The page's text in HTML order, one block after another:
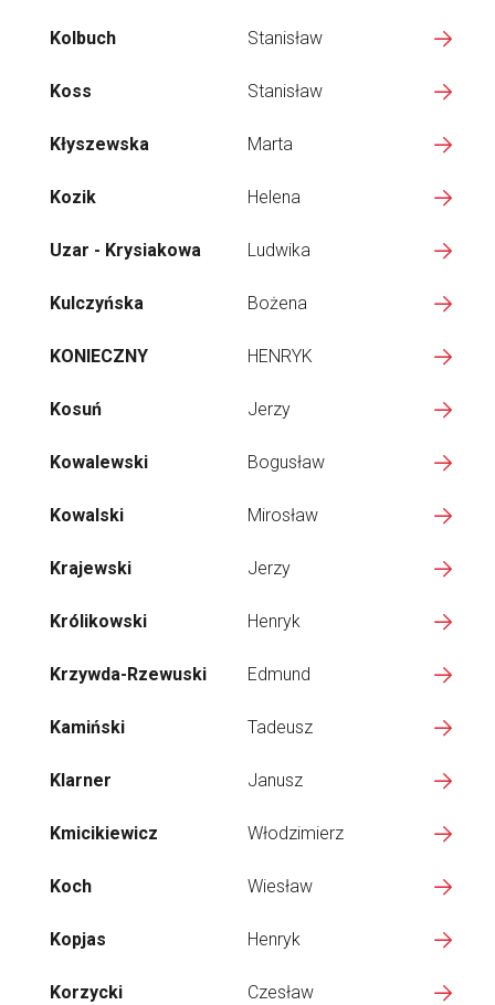
Kolbuch Stanisław
Koss Stanisław
Kłyszewska Marta
Kozik Helena
Uzar - Krysiakowa Ludwika
Kulczyńska Bożena
KONIECZNY HENRYK
Kosuń Jerzy
Kowalewski Bogusław
Kowalski Mirosław
Krajewski Jerzy
Królikowski Henryk
Krzywda-Rzewuski Edmund
Kamiński Tadeusz
Klarner Janusz
Kmicikiewicz Włodzimierz
Koch Wiesław
Kopjas Henryk
Korzycki Czesław